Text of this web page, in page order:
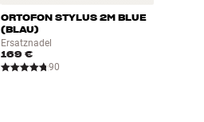
ORTOFON STYLUS 2M BLUE
(BLAU)
Ersatznadel
169 €
90